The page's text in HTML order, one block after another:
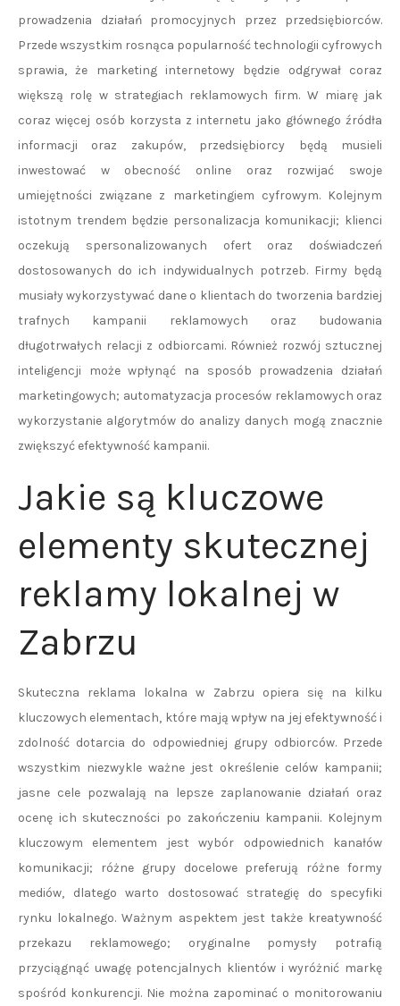
prowadzenia działań promocyjnych przez przedsiębiorców.
Przede wszystkim rosnąca popularność technologii cyfrowych
sprawia, że marketing internetowy będzie odgrywał coraz
większą rolę w strategiach reklamowych firm. W miarę jak
coraz więcej osób korzysta z internetu jako głównego źródła
informacji oraz zakupów, przedsiębiorcy będą musieli
inwestować w obecność online oraz rozwijać swoje
umiejętności związane z marketingiem cyfrowym. Kolejnym
istotnym trendem będzie personalizacja komunikacji; klienci
oczekują spersonalizowanych ofert oraz doświadczeń
dostosowanych do ich indywidualnych potrzeb. Firmy będą
musiały wykorzystywać dane o klientach do tworzenia bardziej
trafnych kampanii reklamowych oraz budowania
długotrwałych relacji z odbiorcami. Również rozwój sztucznej
inteligencji może wpłynąć na sposób prowadzenia działań
marketingowych; automatyzacja procesów reklamowych oraz
wykorzystanie algorytmów do analizy danych mogą znacznie
zwiększyć efektywność kampanii.
Jakie są kluczowe
elementy skutecznej
reklamy lokalnej w
Zabrzu
Skuteczna reklama lokalna w Zabrzu opiera się na kilku
kluczowych elementach, które mają wpływ na jej efektywność i
zdolność dotarcia do odpowiedniej grupy odbiorców. Przede
wszystkim niezwykle ważne jest określenie celów kampanii;
jasne cele pozwalają na lepsze zaplanowanie działań oraz
ocenę ich skuteczności po zakończeniu kampanii. Kolejnym
kluczowym elementem jest wybór odpowiednich kanałów
komunikacji; różne grupy docelowe preferują różne formy
mediów, dlatego warto dostosować strategię do specyfiki
rynku lokalnego. Ważnym aspektem jest także kreatywność
przekazu reklamowego; oryginalne pomysły potrafią
przyciągnąć uwagę potencjalnych klientów i wyróżnić markę
spośród konkurencji. Nie można zapominać o monitorowaniu